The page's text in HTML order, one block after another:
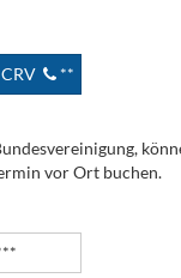
CRV **
vor Ort buchen.